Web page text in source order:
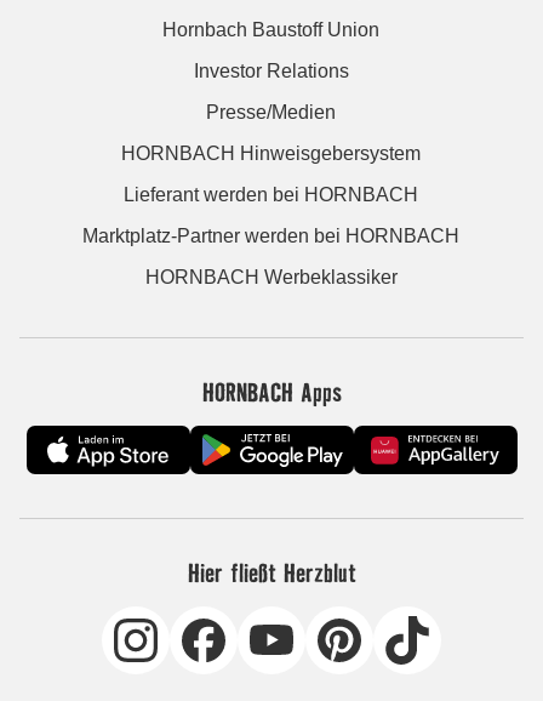
Hornbach Baustoff Union
Investor Relations
Presse/Medien
HORNBACH Hinweisgebersystem
Lieferant werden bei HORNBACH
Marktplatz-Partner werden bei HORNBACH
HORNBACH Werbeklassiker
HORNBACH Apps
Hier fließt Herzblut